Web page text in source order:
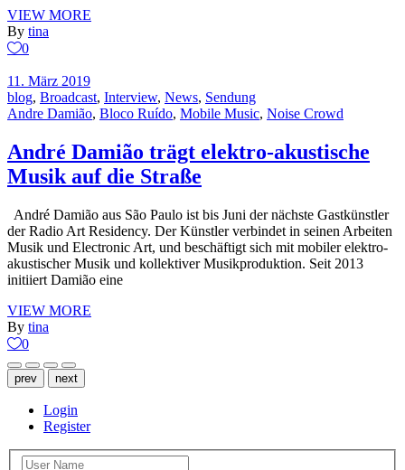
VIEW MORE
By tina
0
11. März 2019
blog, Broadcast, Interview, News, Sendung
Andre Damião, Bloco Ruído, Mobile Music, Noise Crowd
André Damião trägt elektro-akustische
Musik auf die Straße
André Damião aus São Paulo ist bis Juni der nächste Gastkünstler
der Radio Art Residency. Der Künstler verbindet in seinen Arbeiten
Musik und Electronic Art, und beschäftigt sich mit mobiler elektro-
akustischer Musik und kollektiver Musikproduktion. Seit 2013
initiiert Damião eine
VIEW MORE
By tina
0
prev next
Login
Register